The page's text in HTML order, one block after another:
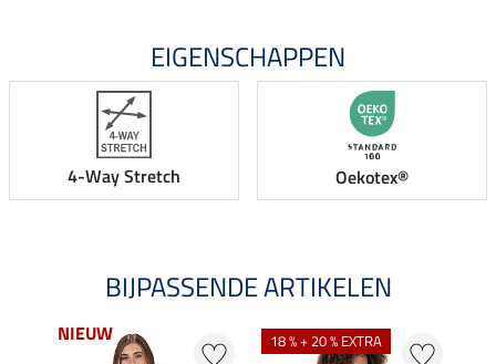
EIGENSCHAPPEN
4-Way Stretch Oekotex®
BIJPASSENDE ARTIKELEN
NIEUW 18 % + 20 % EXTRA